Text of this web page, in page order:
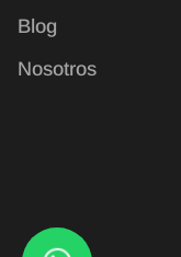
Blog
Nosotros